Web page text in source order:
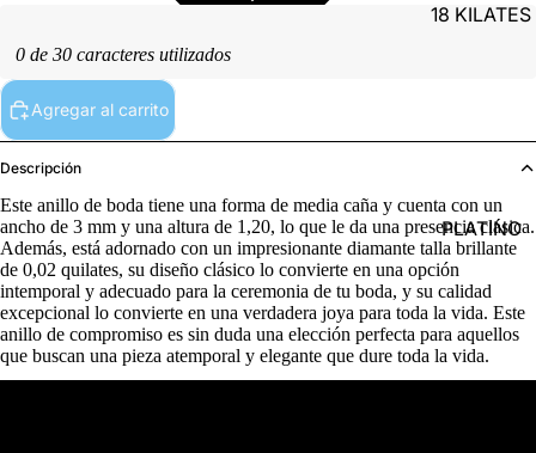
18 KILATES
PLATINO
0 de 30 caracteres utilizados
Agregar al carrito
Descripción
Este anillo de boda tiene una forma de media caña y cuenta con un
ancho de 3 mm y una altura de 1,20, lo que le da una presencia clásica.
Además, está adornado con un impresionante diamante talla brillante
de 0,02 quilates, su diseño clásico lo convierte en una opción
intemporal y adecuado para la ceremonia de tu boda, y su calidad
excepcional lo convierte en una verdadera joya para toda la vida. Este
anillo de compromiso es sin duda una elección perfecta para aquellos
que buscan una pieza atemporal y elegante que dure toda la vida.